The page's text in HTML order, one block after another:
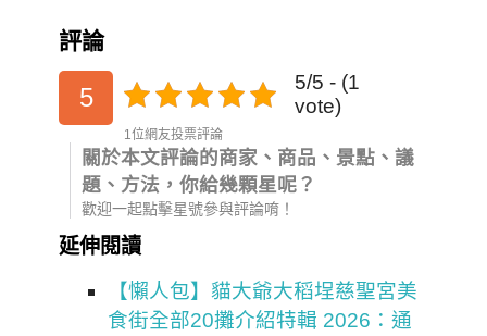
評論
5
5/5 - (1
vote)
1位網友投票評論
關於本文評論的商家、商品、景點、議
題、方法，你給幾顆星呢？
歡迎一起點擊星號參與評論唷！
延伸閱讀
【懶人包】貓大爺大稻埕慈聖宮美
食街全部20攤介紹特輯 2026：通